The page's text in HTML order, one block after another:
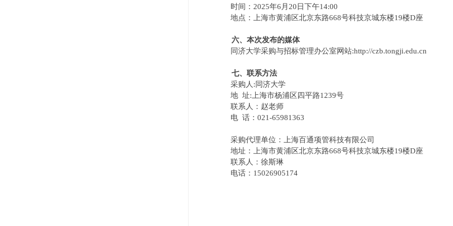
时间： 2025年6 月 20 日下午14:00
地点：上海市黄浦区北京东路668号科技京城东楼19楼D座
六、本次发布的媒体
同济大学采购与招标管理办公室网站:http://czb.tongji.edu.cn
七、联系方法
采购人 :同济大学
地 址: 上海市杨浦区四平路1239号
联系人：赵老师
电 话： 021-65981363
采购代理单位：上海百通项管科技有限公司
地址：上海市黄浦区北京东路668号科技京城东楼19楼D座
联系人：徐斯琳
电话： 15026905174